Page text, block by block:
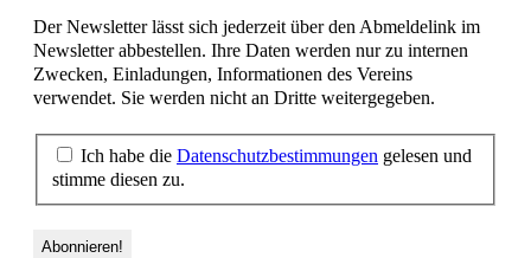
Der Newsletter lässt sich jederzeit über den Abmeldelink im
Newsletter abbestellen. Ihre Daten werden nur zu internen
Zwecken, Einladungen, Informationen des Vereins
verwendet. Sie werden nicht an Dritte weitergegeben.
Ich habe die Datenschutzbestimmungen gelesen und
stimme diesen zu.